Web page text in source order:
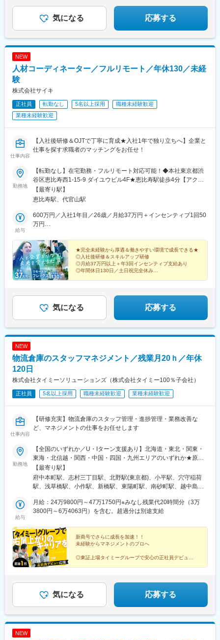
気になる 応募する
NEW
人材コーディネーター／フルリモート／年休130／未経
験
株式会社サイキ
正社員 転勤なし 5名以上採用
職種未経験歓迎
業種未経験歓迎
仕事内容
【入社後研修＆OJTで丁寧に育成★入社1年で独り立ちへ】企業と
仕事を探す求職者のマッチングをお任せ！
勤務地
【転勤なし】在宅勤務・フルリモート対応可能！◆本社東京都渋
谷区恵比寿西1-15-9 ダイユウビル4F★恵比寿駅徒歩4分【アクセ
ス】各線「恵比寿駅」より徒歩4分
【最寄り駅】
恵比寿駅、代官山駅
給与
600万円／入社1年目／26歳／月給37万円＋インセンティブ1回50
万円
120万円
★完全未経験から厚遇＆働きやすい環境で成長できる★
◎入社後研修＆スキルアップ研修
◎月給37万円以上＋年3回インセンティブ支給あり
◎年間休日130日／土日祝完全休み
気になる 応募する
NEW
物流倉庫のスタッフマネジメント／残業月20ｈ／年休
120日
株式会社タイミーソリューションズ（株式会社タイミー100％子会社）
正社員 5名以上採用 職種未経験歓迎 業種未経験歓迎
仕事内容
【研修充実】物流倉庫のスタッフ管理・進捗管理・業務改善な
ど、マネジメントの仕事をお任せします
勤務地
【全国のいずれか／U・Iターン支援あり】北海道・東北・関東・
東海・北信越・関西・中国・四国・九州エリアのいずれか★原
則、ご自宅から通勤90分圏内への配属予定（希望勤務エリア考慮
／転居は前提にしておりません）★U・Iターン支援あり（引っ越
し補助など※規定あり）通勤交通費は月5万円まで支給。公共交通
場合は別途定めあり【本社住所（所属先）】東京都港区東新橋1-
5-2 汐留シティセンター 35階【変更の範囲】会社の定める事業所
先は、・稼働人数が100人を超える大規模物流倉庫・精密作業が
求められる製造現場など、さまざま。あなたの経験や希望に応じ
て担当現場をマッチングしています。
【最寄り駅】
府中本町駅、志村三丁目駅、北野駅(東京都)、小平駅、穴守稲荷
駅、浅草橋駅、小作駅、新橋駅、東陽町駅、南砂町駅、越中島
駅、小室駅、東我孫子駅、柏駅、柏たなか駅、北柏駅、南船橋
駅、スポーツセンター駅、芝山千代田駅、北松戸駅、実籾駅、新
駅、東京ディズニーシー・ステーション駅、千葉ニュータウン中
央駅、長後駅、小田急相模原駅、上溝駅、鈴木町駅、愛甲石田
駅、社家駅、センター南駅、生麦駅、山手駅、戸部駅、戸塚駅、
杉田駅(神奈川県)、鶴ケ峰駅、かしわ台駅、白岡駅、東松山駅、草
加駅、金子駅、ふじみ野駅、越谷レイクタウン駅、上福岡駅、深
駅(埼玉県)、戸田公園駅、北戸田駅、鷲宮駅、野田市駅、花崎駅、
東浦和駅、大宮駅(埼玉県)、野木駅、ひたち野うしく駅、みらい平
駅、足利駅、結城駅、小金井駅、平石駅(栃木県)、篠塚駅、駒形
給与
月給：24万9800円～47万1750円※みなし残業代20時間分（3万
3800円～6万4063円）を含む。超過分は別途支給
新商号でさらに成長を加速！！
未経験からマネジメントのプロへ
◎東証上場タイミーグループで安心の正社員デビュー
気になる 応募する
NEW